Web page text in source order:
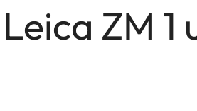
ZM 1